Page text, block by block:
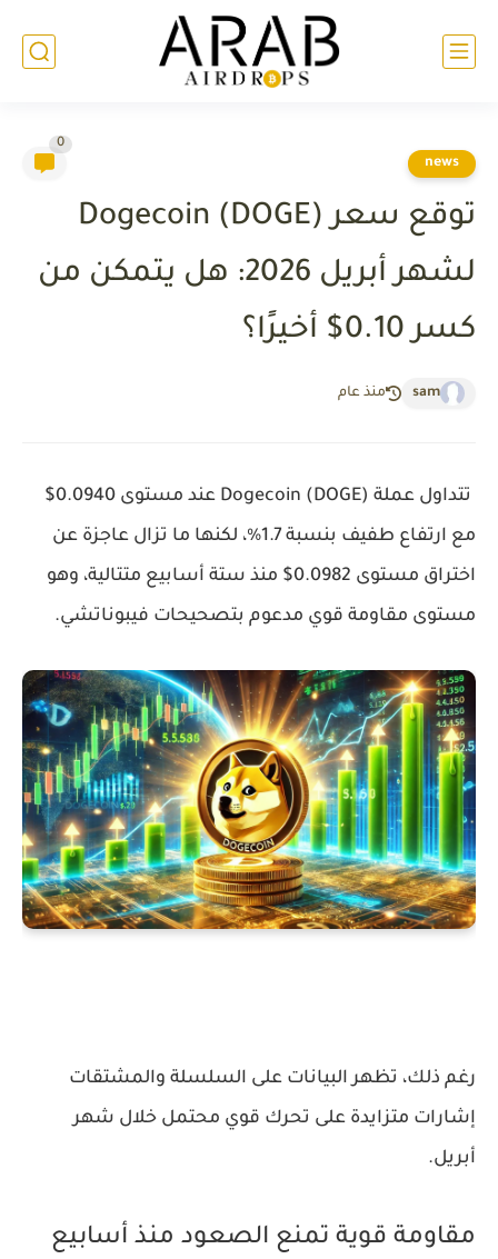
news
0
توقع سعر Dogecoin (DOGE)
لشهر أبريل 2026: هل يتمكن من
كسر 0.10$ أخيرًا؟
sam منذ عام
تتداول عملة Dogecoin (DOGE) عند مستوى 0.0940$
مع ارتفاع طفيف بنسبة 1.7%، لكنها ما تزال عاجزة عن
اختراق مستوى 0.0982$ منذ ستة أسابيع متتالية، وهو
مستوى مقاومة قوي مدعوم بتصحيحات فيبوناتشي.
رغم ذلك، تظهر البيانات على السلسلة والمشتقات
إشارات متزايدة على تحرك قوي محتمل خلال شهر
أبريل.
مقاومة قوية تمنع الصعود منذ أسابيع